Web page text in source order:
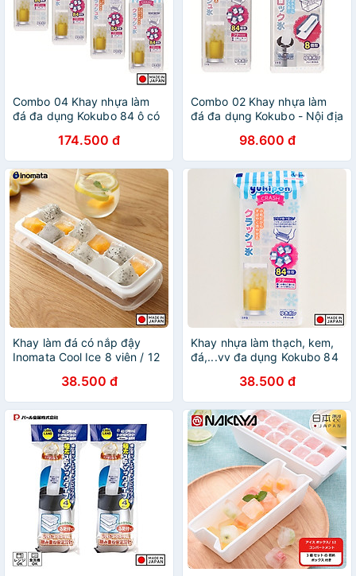
Combo 04 Khay nhựa làm
đá đa dụng Kokubo 84 ô có
bám bụi - Nội địa Nhật Bản
174.500 đ
Combo 02 Khay nhựa làm
đá đa dụng Kokubo - Nội địa
dài + 01 khay 84 viên mini)
98.600 đ
Khay làm đá có nắp đậy
Inomata Cool Ice 8 viên / 12
Nhật Bản |#Made in Japan
38.500 đ
Khay nhựa làm thạch, kem,
đá,...vv đa dụng Kokubo 84
chống bám bụi - Nội địa
Nhật Bản
38.500 đ